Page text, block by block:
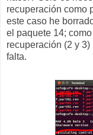
recuperación como
este caso he
el paquete 14;
recuperación (2 y
falta.